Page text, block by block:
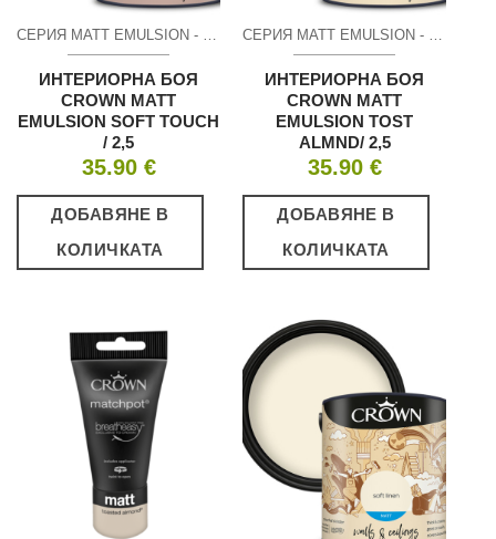
СЕРИЯ MATT EMULSION - МАТ
ИНТЕРИОРНА БОЯ
CROWN MATT
EMULSION SOFT TOUCH
/ 2,5
35.90 €
ДОБАВЯНЕ В
КОЛИЧКАТА
СЕРИЯ MATT EMULSION - МАТ
ИНТЕРИОРНА БОЯ
CROWN MATT
EMULSION TOST
ALMND/ 2,5
35.90 €
ДОБАВЯНЕ В
КОЛИЧКАТА